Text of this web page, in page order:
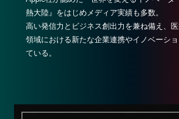
熱大陸』をはじめメディア実績も多数。
高い発信力とビジネス創出力を兼ね備え、
領域における新たな企業連携やイノベーシ
ている。